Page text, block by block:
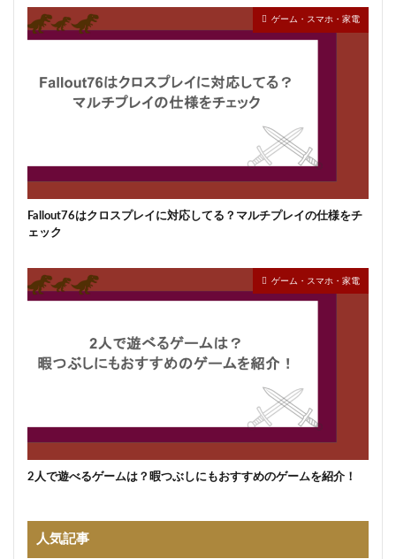
ゲーム・スマホ・家電
Fallout76はクロスプレイに対応してる？マルチプレイの仕様をチ
ェック
ゲーム・スマホ・家電
2人で遊べるゲームは？暇つぶしにもおすすめのゲームを紹介！
人気記事